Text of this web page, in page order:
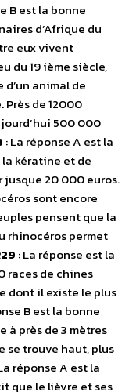
B est la bonne
d’Afrique du
eux vivent
du 19 ième siècle,
animal de
de 12000
500 000
: La réponse A est la
kératine et de
20 000 euros.
sont encore
pensent que la
rhinocéros permet
: La réponse est la
races de chines
dont il existe le plus
B est la bonne
à près de 3 mètres
se trouve haut, plus
réponse A est la
que le lièvre et ses